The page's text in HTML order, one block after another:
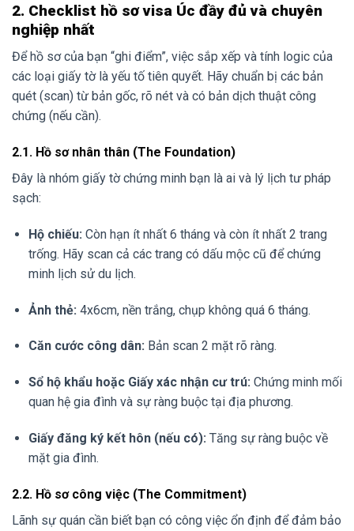
2. Checklist hồ sơ visa Úc đầy đủ và chuyên
nghiệp nhất
Để hồ sơ của bạn “ghi điểm”, việc sắp xếp và tính logic của
các loại giấy tờ là yếu tố tiên quyết. Hãy chuẩn bị các bản
quét (scan) từ bản gốc, rõ nét và có bản dịch thuật công
chứng (nếu cần).
2.1. Hồ sơ nhân thân (The Foundation)
Đây là nhóm giấy tờ chứng minh bạn là ai và lý lịch tư pháp
sạch:
Hộ chiếu: Còn hạn ít nhất 6 tháng và còn ít nhất 2 trang
trống. Hãy scan cả các trang có dấu mộc cũ để chứng
minh lịch sử du lịch.
Ảnh thẻ: 4x6cm, nền trắng, chụp không quá 6 tháng.
Căn cước công dân: Bản scan 2 mặt rõ ràng.
Sổ hộ khẩu hoặc Giấy xác nhận cư trú: Chứng minh mối
quan hệ gia đình và sự ràng buộc tại địa phương.
Giấy đăng ký kết hôn (nếu có): Tăng sự ràng buộc về
mặt gia đình.
2.2. Hồ sơ công việc (The Commitment)
Lãnh sự quán cần biết bạn có công việc ổn định để đảm bảo